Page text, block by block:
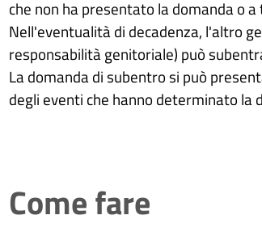
che non ha presentato la domanda o a
Nell'eventualità di decadenza, l'altro
responsabilità genitoriale) può
La domanda di subentro si può
degli eventi che hanno determinato la
Come fare